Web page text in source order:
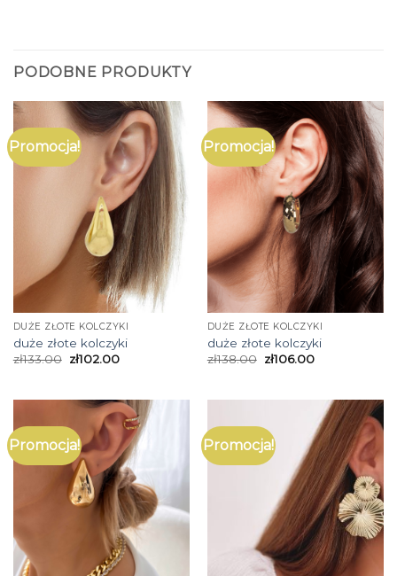
PODOBNE PRODUKTY
Promocja!
DUŻE ZŁOTE KOLCZYKI
duże złote kolczyki
zł133.00 zł102.00
Promocja!
DUŻE ZŁOTE KOLCZYKI
duże złote kolczyki
zł138.00 zł106.00
Promocja! Promocja!